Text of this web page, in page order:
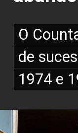
O
de
1974 e
O
de
1974 e